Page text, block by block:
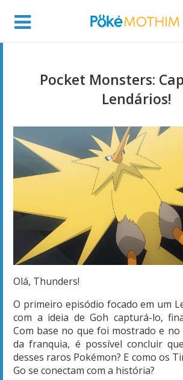
Pocket Monsters:
Lendários!
Olá, Thunders!
O primeiro episódio focado em um
com a ideia de Goh capturá-lo,
Com base no que foi mostrado e no
da franquia, é possível concluir
desses raros Pokémon? E como os
Go se conectam com a história?